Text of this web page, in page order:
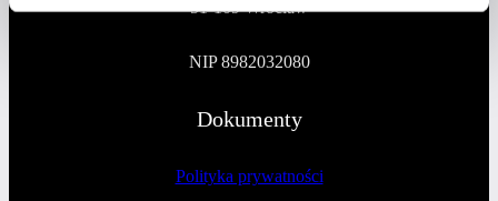
51-109 Wrocław
NIP 8982032080
Dokumenty
Polityka prywatności